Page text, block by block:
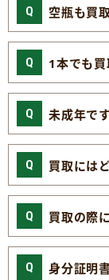
空瓶も買
1本でも
未成年で
買取には
買取の際
身分証明